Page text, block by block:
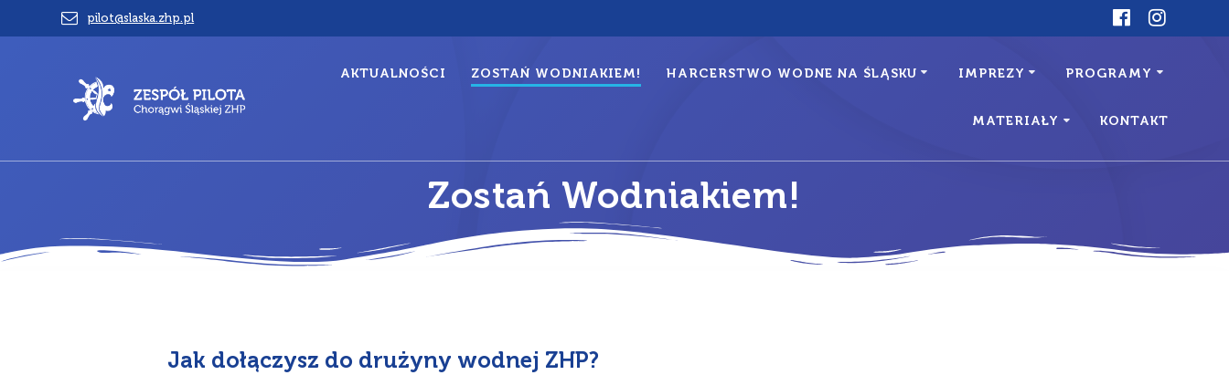
pilot@slaska.zhp.pl
AKTUALNOŚCI ZOSTAŃ WODNIAKIEM! HARCERSTWO WODNE NA ŚLĄSKU IMPREZY PROGRAMY
MATERIAŁY KONTAKT
Zostań Wodniakiem!
Jak dołączysz do drużyny wodnej ZHP?